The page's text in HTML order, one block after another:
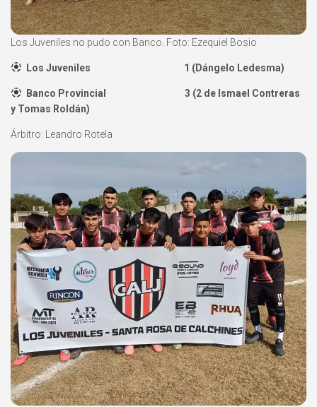
Los Juveniles no pudo con Banco. Foto: Ezequiel Bosio
Los Juveniles 1 (Dángelo Ledesma)
Banco Provincial 3 (2 de Ismael Contreras
y Tomas Roldán)
Árbitro: Leandro Rotela